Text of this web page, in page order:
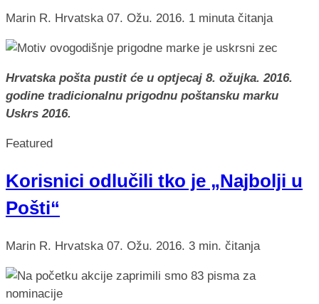
Marin R. Hrvatska 07. Ožu. 2016. 1 minuta čitanja
Hrvatska pošta pustit će u optjecaj 8. ožujka. 2016.
godine tradicionalnu prigodnu poštansku marku
Uskrs 2016.
Featured
Korisnici odlučili tko je „Najbolji u
Pošti“
Marin R. Hrvatska 07. Ožu. 2016. 3 min. čitanja